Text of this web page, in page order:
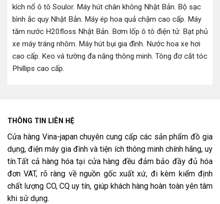
kích nổ ô tô Soulor. Máy hút chân không Nhật Bản. Bộ sạc
bình ắc quy Nhật Bản. Máy ép hoa quả chậm cao cấp. Máy
tăm nước H20floss Nhật Bản. Bơm lốp ô tô điện tử. Bạt phủ
xe máy tráng nhôm. Máy hút bụi gia đình. Nước hoa xe hơi
cao cấp. Keo vá tường đa năng thông minh. Tông đơ cắt tóc
Phillips cao cấp.
THÔNG TIN LIÊN HỆ
Cửa hàng Vina-japan chuyên cung cấp các sản phẩm đồ gia
dụng, điện máy gia đình và tiện ích thông minh chính hãng, uy
tín.Tất cả hàng hóa tại cửa hàng đều đảm bảo đầy đủ hóa
đơn VAT, rõ ràng về nguồn gốc xuất xứ, đi kèm kiểm định
chất lượng CO, CQ uy tín, giúp khách hàng hoàn toàn yên tâm
khi sử dụng.